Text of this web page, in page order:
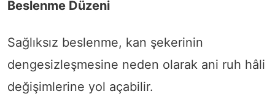
Beslenme Düzeni
Sağlıksız beslenme, kan şekerinin
dengesizleşmesine neden olarak ani ruh hâli
değişimlerine yol açabilir.